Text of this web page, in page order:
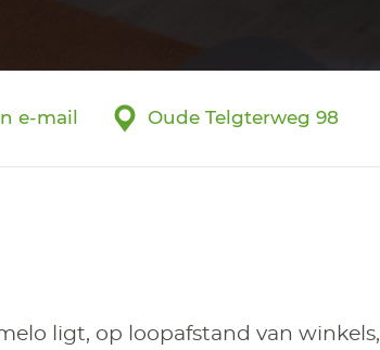
e-mail Oude Telgterweg 98
ligt, op loopafstand van winkels,